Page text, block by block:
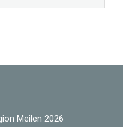
Meilen 2026